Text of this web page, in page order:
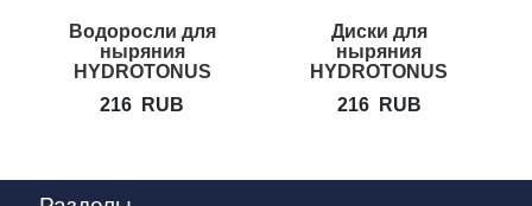
Водоросли для
ныряния
HYDROTONUS
216
RUB
Диски для
ныряния
HYDROTONUS
216
RUB